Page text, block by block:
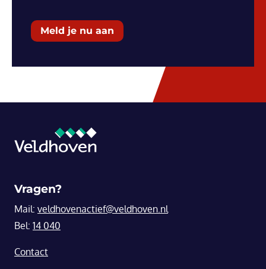
Meld je nu aan
Vragen?
Mail: veldhovenactief@veldhoven.nl
Bel: 14 040
Contact